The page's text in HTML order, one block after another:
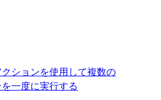
ションを使用して複数の
一度に実行する